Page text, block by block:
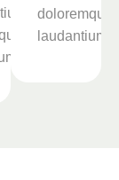
doloremque
laudantium.